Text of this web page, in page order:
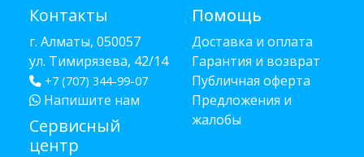
Контакты
г. Алматы, 050057
ул. Тимирязева, 42/14
+7 (707) 344-99-07
Напишите нам
Сервисный
центр
Помощь
Доставка и оплата
Гарантия и возврат
Публичная оферта
Предложения и
жалобы